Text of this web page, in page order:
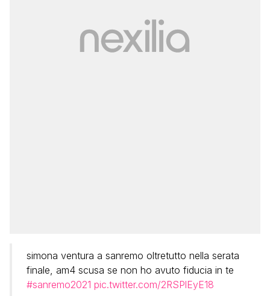
simona ventura a sanremo oltretutto nella serata
finale, am4 scusa se non ho avuto fiducia in te
#sanremo2021 pic.twitter.com/2RSPlEyE18